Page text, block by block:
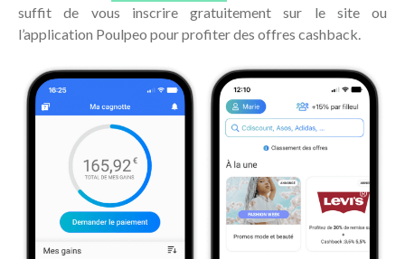
suffit de vous inscrire gratuitement sur le site ou
l’application Poulpeo pour profiter des offres cashback.